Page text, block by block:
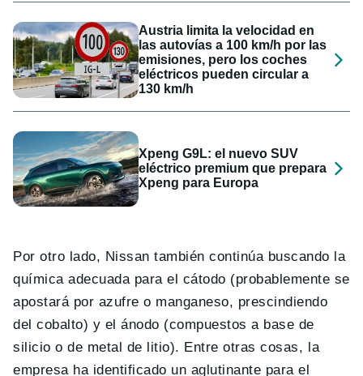
Austria limita la velocidad en
las autovías a 100 km/h por las
emisiones, pero los coches
eléctricos pueden circular a
130 km/h
Xpeng G9L: el nuevo SUV
eléctrico premium que prepara
Xpeng para Europa
Por otro lado, Nissan también continúa buscando la
química adecuada para el cátodo (probablemente se
apostará por azufre o manganeso, prescindiendo
del cobalto) y el ánodo (compuestos a base de
silicio o de metal de litio). Entre otras cosas, la
empresa ha identificado un aglutinante para el